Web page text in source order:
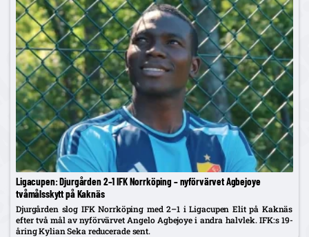
Ligacupen: Djurgården 2–1 IFK Norrköping – nyförvärvet Agbejoye
tvåmålsskytt på Kaknäs
Djurgården slog IFK Norrköping med 2–1 i Ligacupen Elit på Kaknäs
efter två mål av nyförvärvet Angelo Agbejoye i andra halvlek. IFK:s 19-
åring Kylian Seka reducerade sent.